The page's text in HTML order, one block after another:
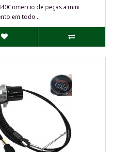
de peças a mini
em todo ..